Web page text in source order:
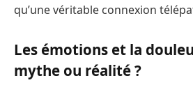
qu’une véritable connexion
Les émotions et la
mythe ou réalité ?